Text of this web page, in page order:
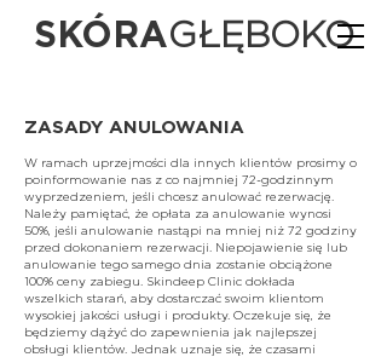
SKÓRAGŁĘBOKO
ZASADY ANULOWANIA
W ramach uprzejmości dla innych klientów prosimy o
poinformowanie nas z co najmniej 72-godzinnym
wyprzedzeniem, jeśli chcesz anulować rezerwację.
Należy pamiętać, że opłata za anulowanie wynosi
50%, jeśli anulowanie nastąpi na mniej niż 72 godziny
przed dokonaniem rezerwacji. Niepojawienie się lub
anulowanie tego samego dnia zostanie obciążone
100% ceny zabiegu. Skindeep Clinic dokłada
wszelkich starań, aby dostarczać swoim klientom
wysokiej jakości usługi i produkty. Oczekuje się, że
będziemy dążyć do zapewnienia jak najlepszej
obsługi klientów. Jednak uznaje się, że czasami